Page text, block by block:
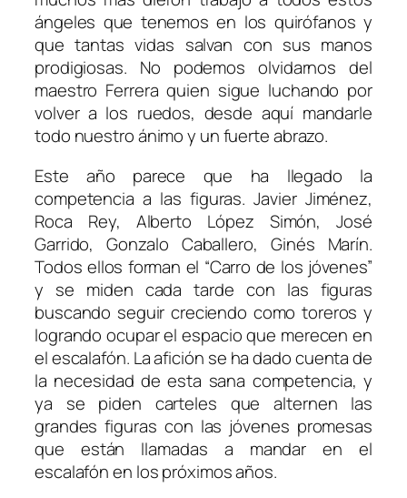
ángeles que tenemos en los quirófanos y
que tantas vidas salvan con sus manos
prodigiosas. No podemos olvidarnos del
maestro Ferrera quien sigue luchando por
volver a los ruedos, desde aquí mandarle
todo nuestro ánimo y un fuerte abrazo.
Este año parece que ha llegado la
competencia a las figuras. Javier Jiménez,
Roca Rey, Alberto López Simón, José
Garrido, Gonzalo Caballero, Ginés Marín.
Todos ellos forman el “Carro de los jóvenes”
y se miden cada tarde con las figuras
buscando seguir creciendo como toreros y
logrando ocupar el espacio que merecen en
el escalafón. La afición se ha dado cuenta de
la necesidad de esta sana competencia, y
ya se piden carteles que alternen las
grandes figuras con las jóvenes promesas
que están llamadas a mandar en el
escalafón en los próximos años.